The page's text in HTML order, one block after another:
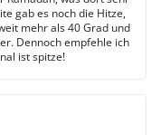
gab es noch die Hitze,
mehr als 40 Grad und
Dennoch empfehle ich
ist spitze!